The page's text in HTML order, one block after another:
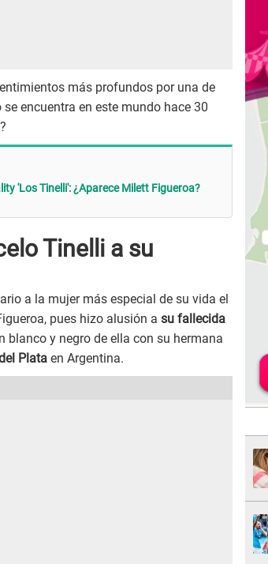
más profundos por una de
encuentra en este mundo hace 30
?
'Los Tinelli': ¿Aparece Milett Figueroa?
Tinelli a su
a la mujer más especial de su vida el
pues hizo alusión a su fallecida
blanco y negro de ella con su hermana
Plata en Argentina.